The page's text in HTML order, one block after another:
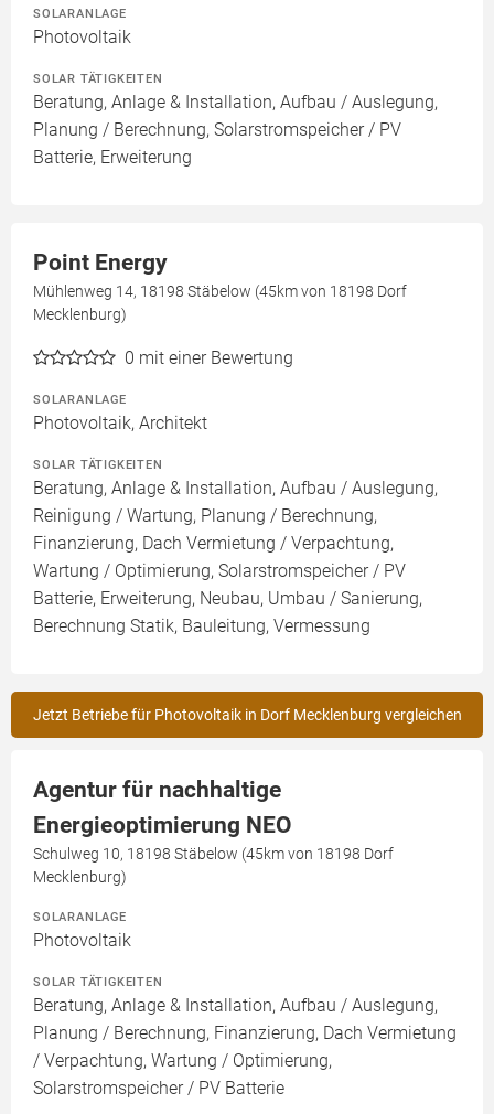
SOLARANLAGE
Photovoltaik
SOLAR TÄTIGKEITEN
Beratung, Anlage & Installation, Aufbau / Auslegung,
Planung / Berechnung, Solarstromspeicher / PV
Batterie, Erweiterung
Point Energy
Mühlenweg 14, 18198 Stäbelow (45km von 18198 Dorf
Mecklenburg)
0 mit einer Bewertung
SOLARANLAGE
Photovoltaik, Architekt
SOLAR TÄTIGKEITEN
Beratung, Anlage & Installation, Aufbau / Auslegung,
Reinigung / Wartung, Planung / Berechnung,
Finanzierung, Dach Vermietung / Verpachtung,
Wartung / Optimierung, Solarstromspeicher / PV
Batterie, Erweiterung, Neubau, Umbau / Sanierung,
Berechnung Statik, Bauleitung, Vermessung
Jetzt Betriebe für Photovoltaik in Dorf Mecklenburg vergleichen
Agentur für nachhaltige
Energieoptimierung NEO
Schulweg 10, 18198 Stäbelow (45km von 18198 Dorf
Mecklenburg)
SOLARANLAGE
Photovoltaik
SOLAR TÄTIGKEITEN
Beratung, Anlage & Installation, Aufbau / Auslegung,
Planung / Berechnung, Finanzierung, Dach Vermietung
/ Verpachtung, Wartung / Optimierung,
Solarstromspeicher / PV Batterie